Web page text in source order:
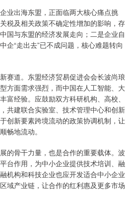
出海东盟，正面临两大核心痛点挑
税及相关政策不确定性增加的影响，存
国与东盟的经济发展走向；二是企业自
企“走出去”已不成问题，核心难题转向
道。东盟经济贸易促进会会长波尚琅
方面需求强烈，而中国在人工智能、大
富经验。应鼓励双方科研机构、高校、
共建联合实验室、技术管理中心和创新
创新要素跨境流动的政策协调机制，让
畅地流动。
骨干力量，也是合作的重要载体。波
台作用，为中小企业提供技术培训、融
机构和科技企业也应开发适合中小企业
域产业链，让合作的红利惠及更多市场